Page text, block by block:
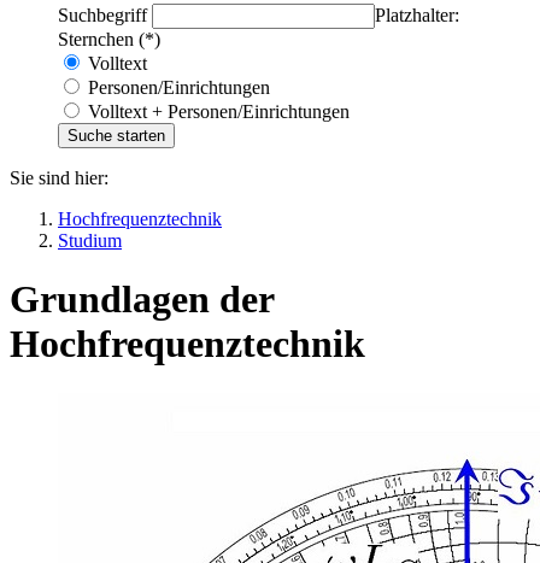
Suchbegriff
Platzhalter:
Sternchen (*)
Volltext
Personen/Einrichtungen
Volltext + Personen/Einrichtungen
Sie sind hier:
Hochfrequenztechnik
Studium
Grundlagen der
Hochfrequenztechnik